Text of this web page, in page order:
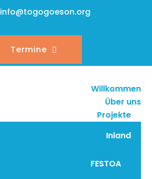
info@togogoeson.org
Termine
Willkommen
Über uns
Projekte
Inland
FESTOA